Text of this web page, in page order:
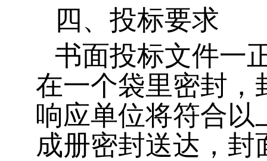
四、投标要求
书面投标文件一
在一个袋里密封，
响应单位将符合以
成册密封送达，